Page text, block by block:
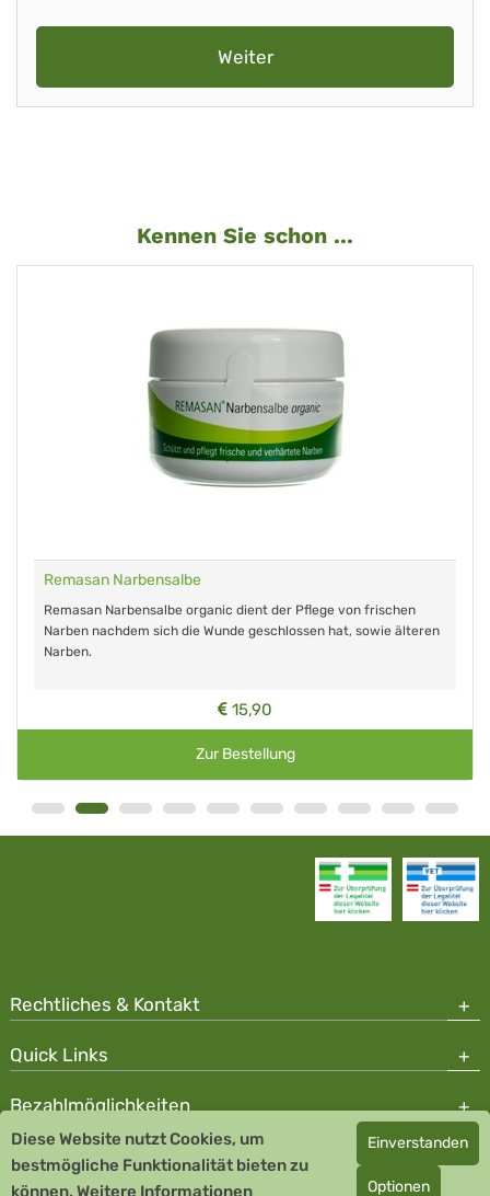
Weiter
Kennen Sie schon ...
Remasan Narbensalbe
Remasan Narbensalbe organic dient der Pflege von frischen
Narben nachdem sich die Wunde geschlossen hat, sowie älteren
Narben.
15,90
Zur Bestellung
Rechtliches & Kontakt
Quick Links
Bezahlmöglichkeiten
Copyright © 2026 Team Santé Salvator Apotheke - GDP zertifiziert
Remedia Homöopathie GmbH GMP zertifizierter Arzneihersteller
Diese Website nutzt Cookies, um
bestmögliche Funktionalität bieten zu
können. Weitere Informationen
Einverstanden
Optionen